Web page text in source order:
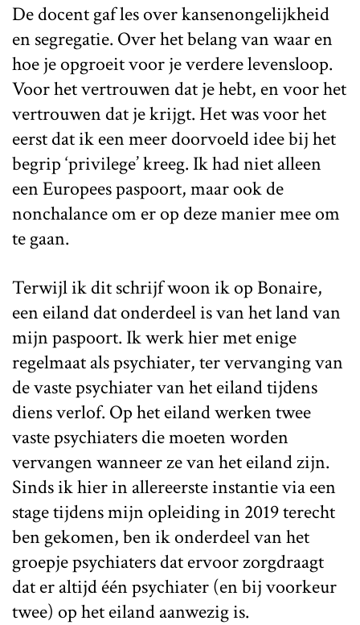
De docent gaf les over kansenongelijkheid
en segregatie. Over het belang van waar en
hoe je opgroeit voor je verdere levensloop.
Voor het vertrouwen dat je hebt, en voor het
vertrouwen dat je krijgt. Het was voor het
eerst dat ik een meer doorvoeld idee bij het
begrip ‘privilege’ kreeg. Ik had niet alleen
een Europees paspoort, maar ook de
nonchalance om er op deze manier mee om
te gaan.
Terwijl ik dit schrijf woon ik op Bonaire,
een eiland dat onderdeel is van het land van
mijn paspoort. Ik werk hier met enige
regelmaat als psychiater, ter vervanging van
de vaste psychiater van het eiland tijdens
diens verlof. Op het eiland werken twee
vaste psychiaters die moeten worden
vervangen wanneer ze van het eiland zijn.
Sinds ik hier in allereerste instantie via een
stage tijdens mijn opleiding in 2019 terecht
ben gekomen, ben ik onderdeel van het
groepje psychiaters dat ervoor zorgdraagt
dat er altijd één psychiater (en bij voorkeur
twee) op het eiland aanwezig is.